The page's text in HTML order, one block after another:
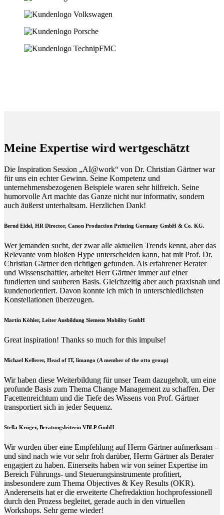
Meine Expertise wird wertgeschätzt
Die Inspiration Session „AI@work“ von Dr. Christian Gärtner war
für uns ein echter Gewinn. Seine Kompetenz und
unternehmensbezogenen Beispiele waren sehr hilfreich. Seine
humorvolle Art machte das Ganze nicht nur informativ, sondern
auch äußerst unterhaltsam. Herzlichen Dank!
Bernd Eidel, HR Director, Canon Production Printing Germany GmbH & Co. KG.
Wer jemanden sucht, der zwar alle aktuellen Trends kennt, aber das
Relevante vom bloßen Hype unterscheiden kann, hat mit Prof. Dr.
Christian Gärtner den richtigen gefunden. Als erfahrener Berater
und Wissenschaftler, arbeitet Herr Gärtner immer auf einer
fundierten und sauberen Basis. Gleichzeitig aber auch praxisnah und
kundenorientiert. Davon konnte ich mich in unterschiedlichsten
Konstellationen überzeugen.
Martin Köhler, Leiter Ausbildung Siemens Mobility GmbH
Great inspiration! Thanks so much for this impulse!
Michael Kellerer, Head of IT, limango (A member of the otto group)
Wir haben diese Weiterbildung für unser Team dazugeholt, um eine
profunde Basis zum Thema Change Management zu schaffen. Der
Facettenreichtum und die Tiefe des Wissens von Prof. Gärtner
transportiert sich in jeder Sequenz.
Stella Krüger, Beratungsleiterin VBLP GmbH
Wir wurden über eine Empfehlung auf Herrn Gärtner aufmerksam –
und sind nach wie vor sehr froh darüber, Herrn Gärtner als Berater
engagiert zu haben. Einerseits haben wir von seiner Expertise im
Bereich Führungs- und Steuerungsinstrumente profitiert,
insbesondere zum Thema Objectives & Key Results (OKR).
Andererseits hat er die erweiterte Chefredaktion hochprofessionell
durch den Prozess begleitet, gerade auch in den virtuellen
Workshops. Sehr gerne wieder!